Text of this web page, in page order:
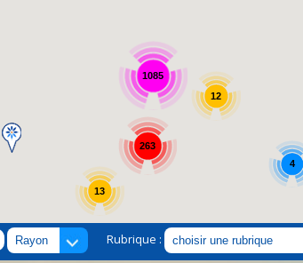
1085
13
263
4
12
Rubrique :